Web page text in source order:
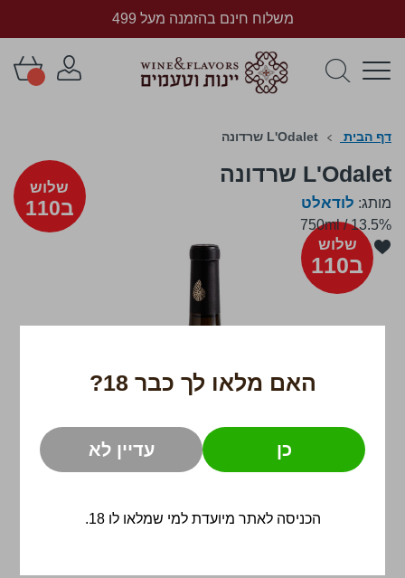
האם מלאו לך כבר 18?
כן עדיין לא
הכניסה לאתר מיועדת למי שמלאו לו 18.
משלוח חינם בהזמנה מעל 499
דף הבית L'Odalet שרדונה
L'Odalet שרדונה
שלוש
ב110 מותג: לודאלט
750ml /13.5%
לדלג
לסוף
שלוש
ב110